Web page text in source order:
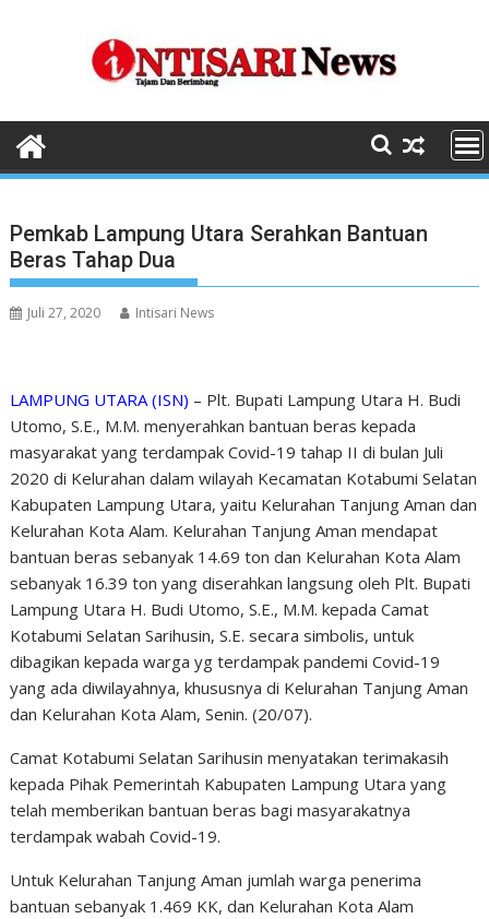
Pemkab Lampung Utara Serahkan Bantuan
Beras Tahap Dua
Juli 27, 2020 Intisari News
LAMPUNG UTARA (ISN) – Plt. Bupati Lampung Utara H. Budi
Utomo, S.E., M.M. menyerahkan bantuan beras kepada
masyarakat yang terdampak Covid-19 tahap II di bulan Juli
2020 di Kelurahan dalam wilayah Kecamatan Kotabumi Selatan
Kabupaten Lampung Utara, yaitu Kelurahan Tanjung Aman dan
Kelurahan Kota Alam. Kelurahan Tanjung Aman mendapat
bantuan beras sebanyak 14.69 ton dan Kelurahan Kota Alam
sebanyak 16.39 ton yang diserahkan langsung oleh Plt. Bupati
Lampung Utara H. Budi Utomo, S.E., M.M. kepada Camat
Kotabumi Selatan Sarihusin, S.E. secara simbolis, untuk
dibagikan kepada warga yg terdampak pandemi Covid-19
yang ada diwilayahnya, khususnya di Kelurahan Tanjung Aman
dan Kelurahan Kota Alam, Senin. (20/07).
Camat Kotabumi Selatan Sarihusin menyatakan terimakasih
kepada Pihak Pemerintah Kabupaten Lampung Utara yang
telah memberikan bantuan beras bagi masyarakatnya
terdampak wabah Covid-19.
Untuk Kelurahan Tanjung Aman jumlah warga penerima
bantuan sebanyak 1.469 KK, dan Kelurahan Kota Alam